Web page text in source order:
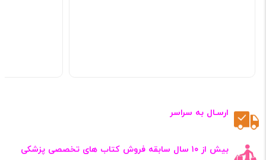
ارسـال به سراسر
بیش از ۱۰ سال سابقه فروش کتاب‌ های تخصصی پزشکی